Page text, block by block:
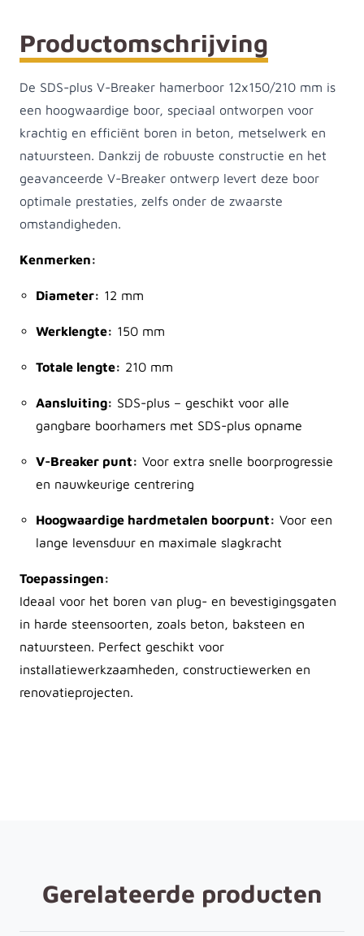
Productomschrijving
De SDS-plus V-Breaker hamerboor 12x150/210 mm is
een hoogwaardige boor, speciaal ontworpen voor
krachtig en efficiënt boren in beton, metselwerk en
natuursteen. Dankzij de robuuste constructie en het
geavanceerde V-Breaker ontwerp levert deze boor
optimale prestaties, zelfs onder de zwaarste
omstandigheden.
Kenmerken:
Diameter: 12 mm
Werklengte: 150 mm
Totale lengte: 210 mm
Aansluiting: SDS-plus – geschikt voor alle
gangbare boorhamers met SDS-plus opname
V-Breaker punt: Voor extra snelle boorprogressie
en nauwkeurige centrering
Hoogwaardige hardmetalen boorpunt: Voor een
lange levensduur en maximale slagkracht
Toepassingen:
Ideaal voor het boren van plug- en bevestigingsgaten
in harde steensoorten, zoals beton, baksteen en
natuursteen. Perfect geschikt voor
installatiewerkzaamheden, constructiewerken en
renovatieprojecten.
Gerelateerde producten